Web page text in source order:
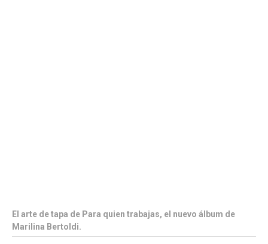
El arte de tapa de Para quien trabajas, el nuevo álbum de
Marilina Bertoldi.